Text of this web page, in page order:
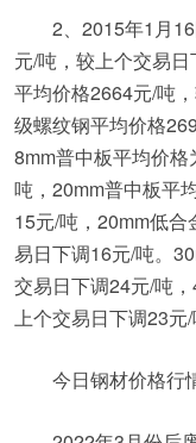
2、2015年1月
元/吨，较上个交易
平均价格2664元/吨
级螺纹钢平均价格
8mm普中板平均价
吨，20mm普中板平
15元/吨，20mm低
易日下调16元/吨。
交易日下调24元/吨
上个交易日下调23元/
今日钢材价格行